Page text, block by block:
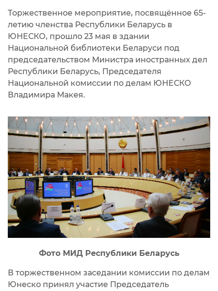
Торжественное мероприятие, посвящённое 65-
летию членства Республики Беларусь в
ЮНЕСКО, прошло 23 мая в здании
Национальной библиотеки Беларуси под
председательством Министра иностранных дел
Республики Беларусь, Председателя
Национальной комиссии по делам ЮНЕСКО
Владимира Макея.
Фото МИД Республики Беларусь
В торжественном заседании комиссии по делам
Юнеско принял участие Председатель